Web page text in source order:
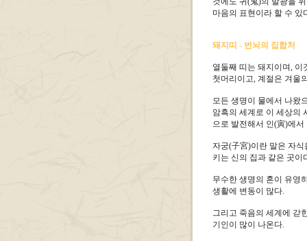
마음의 표현이라 할 수 있
돼지띠 - 번뇌의 집합처
열둘째 띠는 돼지이며, 이
첫머리이고, 계절은 겨울
모든 생명이 물에서 나왔
암흑의 세계로 이 세상의
으로 발전해서 인(寅)에
자궁(子宮)이란 말은 자
키는 신의 집과 같은 곳이
무수한 생명의 혼이 유영
생활에 변동이 많다.
그리고 죽음의 세계에 갇
기인이 많이 나온다.